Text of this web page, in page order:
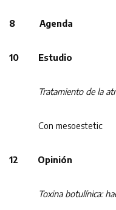
8 Agenda
10 Estudio
Tratamiento de la
Con mesoestetic
12 Opinión
Toxina botulínica: